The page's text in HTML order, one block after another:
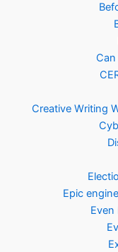
Can
Creative Writing
Epic
Even